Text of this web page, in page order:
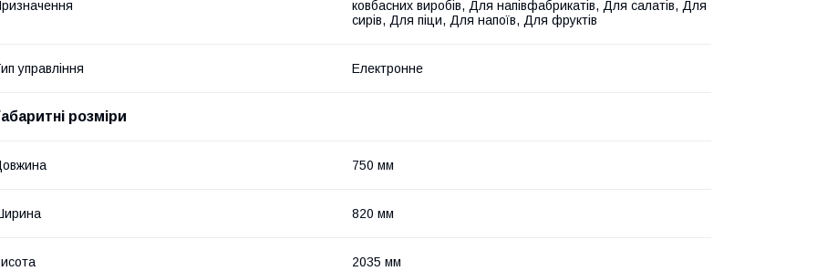
ковбасних виробів, Для напівфабрикатів, Для салатів, Для
сирів, Для піци, Для напоїв, Для фруктів
управління Електронне
розміри
750 мм
820 мм
2035 мм